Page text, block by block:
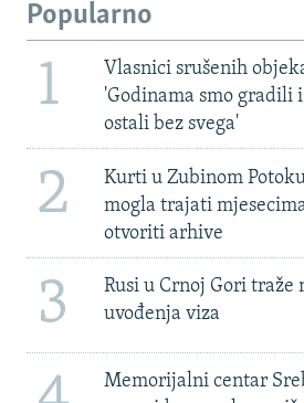
Popularno
1
Vlasnici srušenih
'Godinama smo gradili
ostali bez svega'
2
Kurti u Zubinom
mogla trajati
otvoriti arhive
3
Rusi u Crnoj Gori traže
uvođenja viza
Memorijalni centar